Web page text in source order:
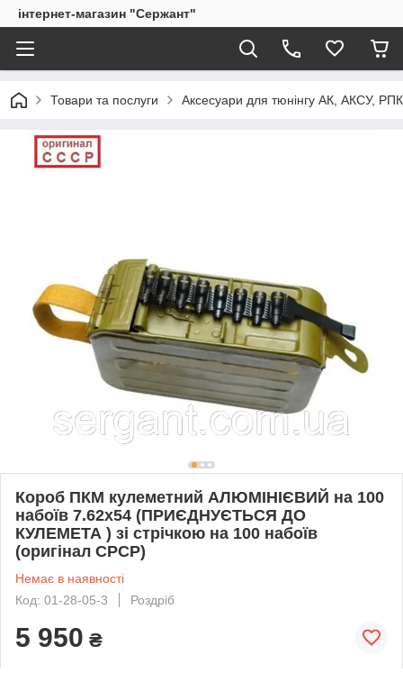
інтернет-магазин "Сержант"
Товари та послуги Аксесуари для тюнінгу АК, АКСУ,
Короб ПКМ кулеметний АЛЮМІНІЄВИЙ на 100
набоїв 7.62х54 (ПРИЄДНУЄТЬСЯ ДО
КУЛЕМЕТА ) зі стрічкою на 100 набоїв
(оригінал СРСР)
Немає в наявності
Код: 01-28-05-3
Роздріб
5 950 ₴